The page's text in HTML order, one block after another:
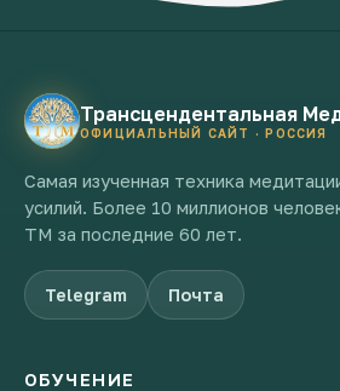
Трансцендентальная
ОФИЦИАЛЬНЫЙ САЙТ · РОССИЯ
Самая изученная техника
усилий. Более 10 миллионов
ТМ за последние 60 лет.
Telegram Почта
ОБУЧЕНИЕ